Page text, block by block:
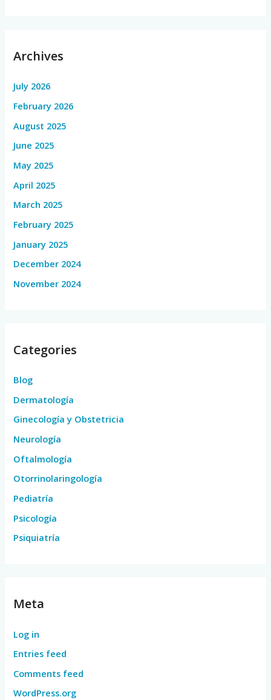
Archives
July 2026
February 2026
August 2025
June 2025
May 2025
April 2025
March 2025
February 2025
January 2025
December 2024
November 2024
Categories
Blog
Dermatología
Ginecología y Obstetricia
Neurología
Oftalmología
Otorrinolaringología
Pediatría
Psicología
Psiquiatría
Meta
Log in
Entries feed
Comments feed
WordPress.org